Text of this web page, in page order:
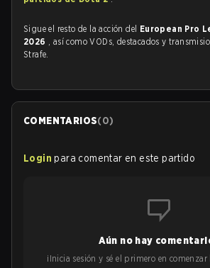
Sigue el resto de la acción del European Pro
2026 , así como VODs, destacados y
Strafe.
COMENTARIOS(0)
Login para comentar en este partido
Aún no hay
¡Inicia sesión y sé el primero en comenzar